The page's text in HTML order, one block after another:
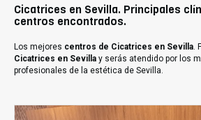
Cicatrices en Sevilla. Principales
centros encontrados.
Los mejores centros de Cicatrices en Sevilla.
Cicatrices en Sevilla y serás atendido por los
profesionales de la estética de Sevilla.